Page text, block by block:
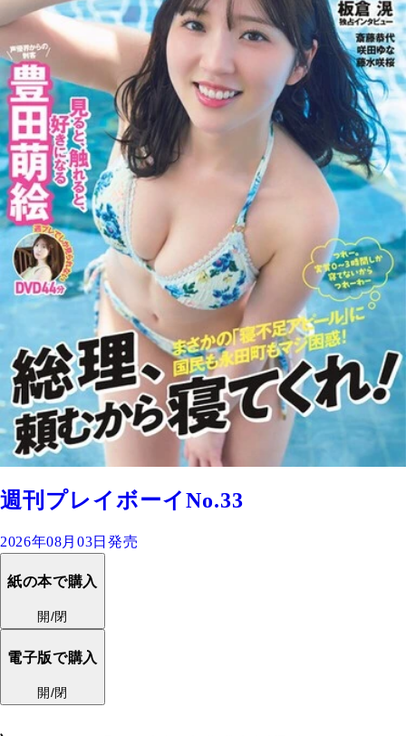
週刊プレイボーイNo.33
2026年08月03日発売
紙の本で購入
開/閉
電子版で購入
開/閉